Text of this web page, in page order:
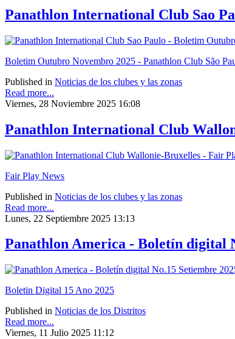
Panathlon International Club Sao
Boletim Outubro Novembro 2025 - Panathlon Club São
Published in Noticias de los clubes y las zonas
Read more...
Viernes, 28 Noviembre 2025 16:08
Panathlon International Club
Fair Play News
Published in Noticias de los clubes y las zonas
Read more...
Lunes, 22 Septiembre 2025 13:13
Panathlon America - Boletín digital
Boletin Digital 15 Ano 2025
Published in Noticias de los Distritos
Read more...
Viernes, 11 Julio 2025 11:12